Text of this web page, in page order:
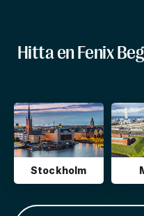
Hitta en Fenix
Stockholm